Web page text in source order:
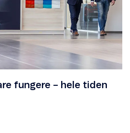
fungere – hele tiden